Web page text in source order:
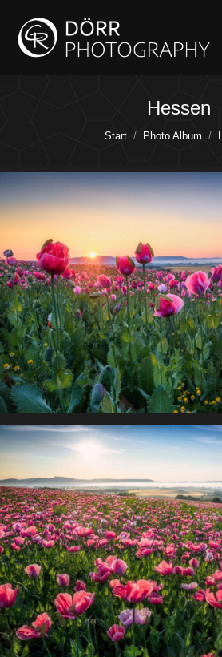
Hessen
Sie befinden sich
Start Photo Album